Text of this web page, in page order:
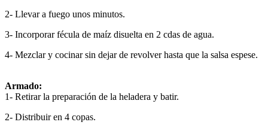
2- Llevar a fuego unos minutos.
3- Incorporar fécula de maíz disuelta en 2 cdas de agua.
4- Mezclar y cocinar sin dejar de revolver hasta que la salsa espese.
Armado:
1- Retirar la preparación de la heladera y batir.
2- Distribuir en 4 copas.